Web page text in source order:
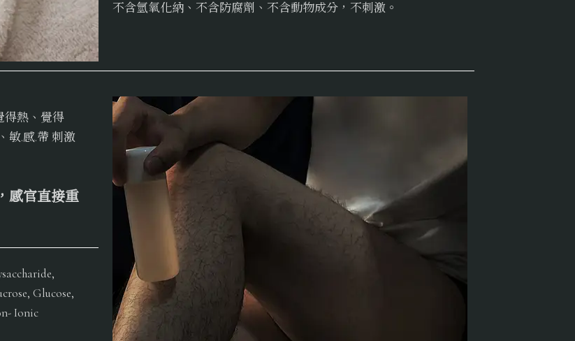
不含氫氧化納、不含防腐劑、不含動物成分，不刺激。
得熱、覺得
敏.感.帶 刺激
感官直接重
Glucose,
Ionic